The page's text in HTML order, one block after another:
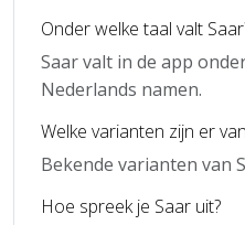
Onder welke taal valt
Saar valt in de app
Nederlands namen.
Welke varianten zijn er
Bekende varianten van
Hoe spreek je Saar uit?